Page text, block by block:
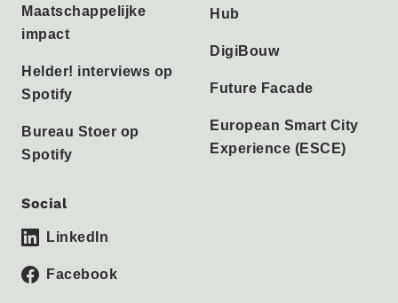
Maatschappelijke
impact
Helder! interviews op
Spotify
Bureau Stoer op
Spotify
Hub
DigiBouw
Future Facade
European Smart City
Experience (ESCE)
Social
LinkedIn
Facebook